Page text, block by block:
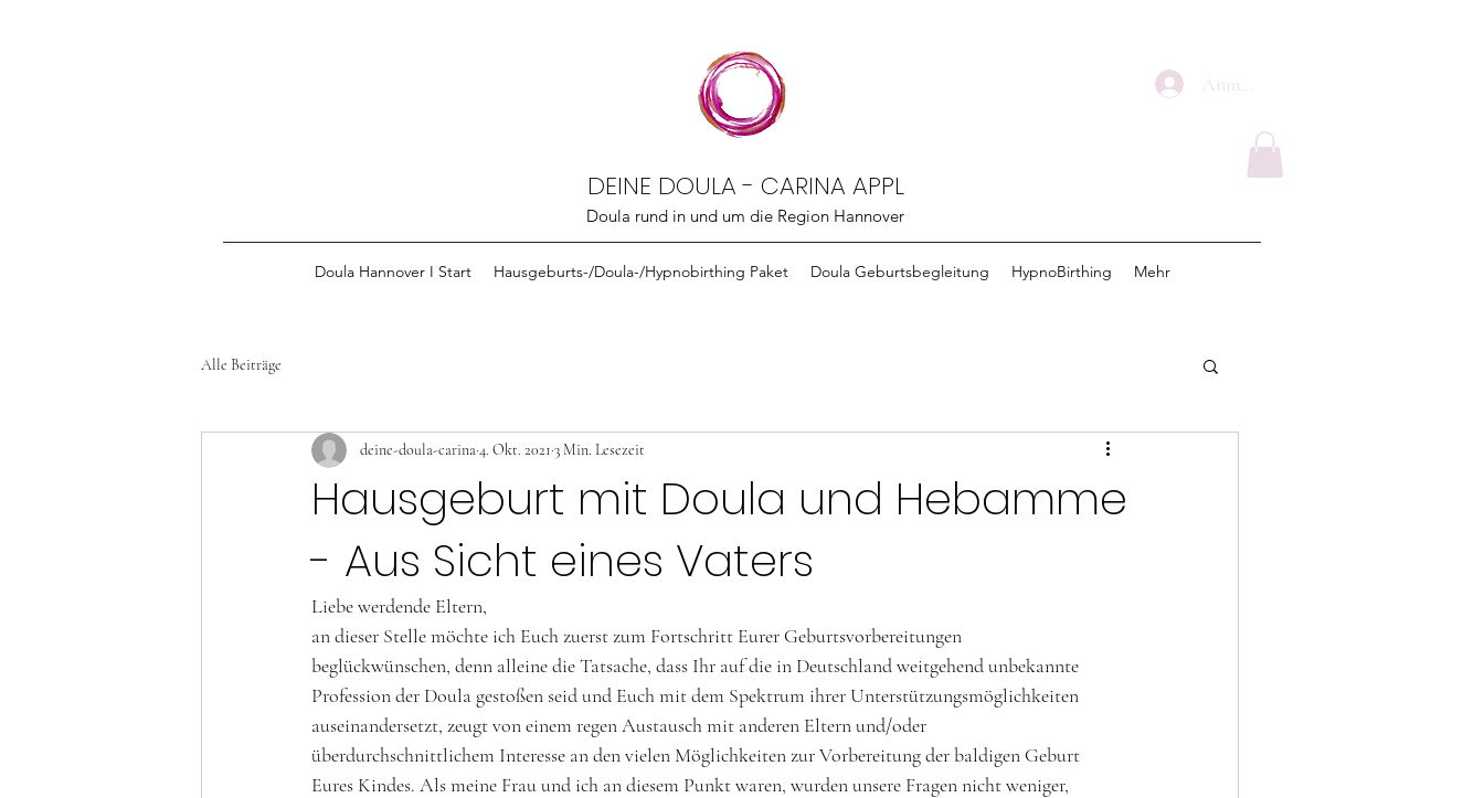
DEINE DOULA - CARINA APPL
Doula rund in und um die Region Hannover
Anmelden
Doula Hannover I Start Hausgeburts-/Doula-/Hypnobirthing Paket Doula Geburtsbegleitung HypnoBirthing Mehr
Alle Beiträge
Hausgeburt mit Doula und Hebamme
- Aus Sicht eines Vaters
deine-doula-carina4. Okt. 2021 3 Min. Lesezeit
Liebe werdende Eltern,
an dieser Stelle möchte ich Euch zuerst zum Fortschritt Eurer Geburtsvorbereitungen
beglückwünschen, denn alleine die Tatsache, dass Ihr auf die in Deutschland weitgehend unbekannte
Profession der Doula gestoßen seid und Euch mit dem Spektrum ihrer Unterstützungsmöglichkeiten
auseinandersetzt, zeugt von einem regen Austausch mit anderen Eltern und/oder
überdurchschnittlichem Interesse an den vielen Möglichkeiten zur Vorbereitung der baldigen Geburt
Eures Kindes. Als meine Frau und ich an diesem Punkt waren, wurden unsere Fragen nicht weniger,